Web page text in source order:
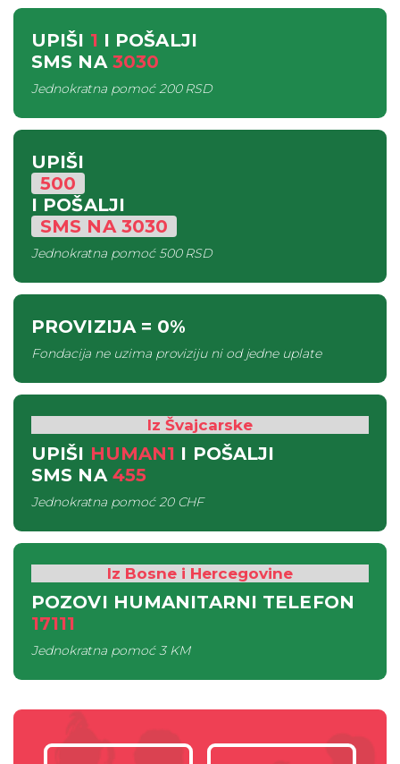
UPIŠI 1 I POŠALJI
SMS NA 3030
Jednokratna pomoć200 RSD
UPIŠI
500
I POŠALJI
SMS NA3030
Jednokratna pomoć500 RSD
PROVIZIJA= 0%
Fondacija ne uzima proviziju ni od jedne uplate
Iz Švajcarske
UPIŠI HUMAN1 I POŠALJI
SMS NA 455
Jednokratna pomoć20 CHF
Iz Bosne i Hercegovine
POZOVI HUMANITARNI TELEFON
17111
Jednokratna pomoć3 KM